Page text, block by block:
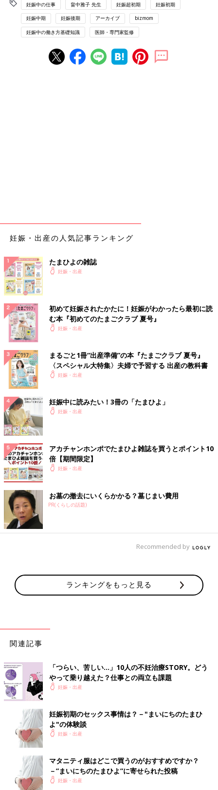
妊娠中の仕事 畠中雅子 先生 妊娠超初期 妊娠初期
妊娠中期 妊娠後期 アーカイブ bizmom
妊娠中の働き方基礎知識 医師・専門家監修
妊娠・出産の人気記事ランキング
たまひよの雑誌
妊娠・出産
初めて妊娠されたかたに！妊娠がわかったら最初に読
む本『初めてのたまごクラブ 夏号』
妊娠・出産
まるごと1冊“出産準備”の本『たまごクラブ 夏号』
〈スペシャル大特集〉夫婦で予習する 出産の教科書
妊娠・出産
妊娠中に読みたい！3冊の「たまひよ」
妊娠・出産
アカチャンホンポでたまひよ雑誌を買うとポイント10
倍【期間限定】
妊娠・出産
お墓の撤去にいくらかかる？墓じまい費用
PR(くらしの話題)
Recommended by
ランキングをもっと見る
関連記事
「つらい、苦しい…」10人の不妊治療STORY。どう
やって乗り越えた？仕事との両立も課題
妊娠・出産
妊娠初期のセックス事情は？－"まいにちのたまひ
よ"の体験談
妊娠・出産
マタニティ服はどこで買うのがおすすめですか？
－”まいにちのたまひよ”に寄せられた投稿
妊娠・出産